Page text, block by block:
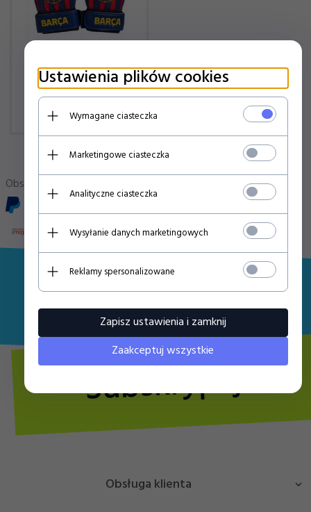
89,00PLN
Obsługujemy płatności:
-- wpisz adres e-mail --
Subskrypcja
Obsługa klienta
Ustawienia plików cookies
Wymagane ciasteczka
Marketingowe ciasteczka
Analityczne ciasteczka
Wysyłanie danych marketingowych
Reklamy spersonalizowane
Zapisz ustawienia i zamknij
Zaakceptuj wszystkie